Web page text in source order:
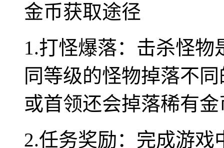
金币获取途径
1.打怪爆落：击杀怪
同等级的怪物掉落不
或首领还会掉落稀有
2.任务奖励：完成游